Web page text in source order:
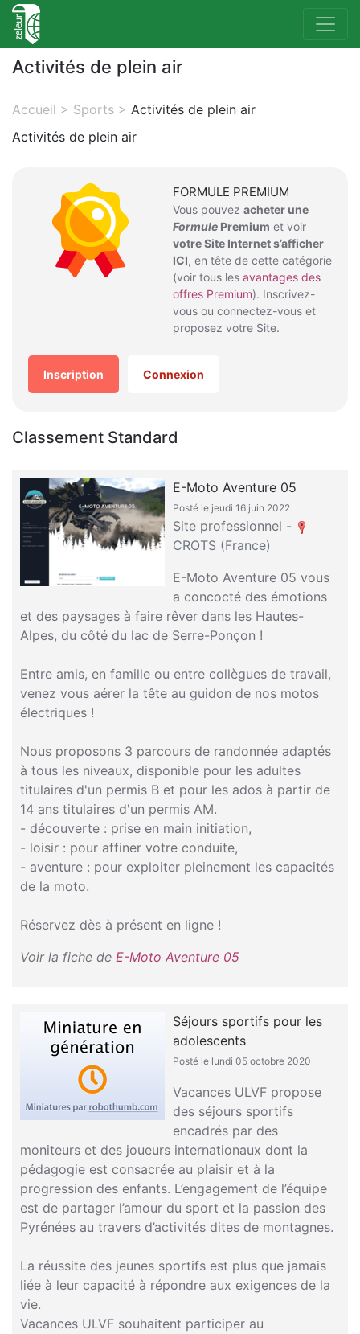
Activités de plein air
Accueil > Sports > Activités de plein air
Activités de plein air
FORMULE PREMIUM
Vous pouvez acheter une
Formule Premium et voir
votre Site Internet s’afficher
ICI, en tête de cette catégorie
(voir tous les avantages des
offres Premium). Inscrivez-
vous ou connectez-vous et
proposez votre Site.
Inscription Connexion
Classement Standard
E-Moto Aventure 05
Posté le jeudi 16 juin 2022
Site professionnel -
CROTS (France)
E-Moto Aventure 05 vous
a concocté des émotions
et des paysages à faire rêver dans les Hautes-
Alpes, du côté du lac de Serre-Ponçon !
Entre amis, en famille ou entre collègues de travail,
venez vous aérer la tête au guidon de nos motos
électriques !
Nous proposons 3 parcours de randonnée adaptés
à tous les niveaux, disponible pour les adultes
titulaires d'un permis B et pour les ados à partir de
14 ans titulaires d'un permis AM.
- découverte : prise en main initiation,
- loisir : pour affiner votre conduite,
- aventure : pour exploiter pleinement les capacités
de la moto.
Réservez dès à présent en ligne !
Voir la fiche de E-Moto Aventure 05
Séjours sportifs pour les
adolescents
Posté le lundi 05 octobre 2020
Vacances ULVF propose
des séjours sportifs
encadrés par des
moniteurs et des joueurs internationaux dont la
pédagogie est consacrée au plaisir et à la
progression des enfants. L’engagement de l’équipe
est de partager l’amour du sport et la passion des
Pyrénées au travers d’activités dites de montagnes.
La réussite des jeunes sportifs est plus que jamais
liée à leur capacité à répondre aux exigences de la
vie.
Vacances ULVF souhaitent participer au